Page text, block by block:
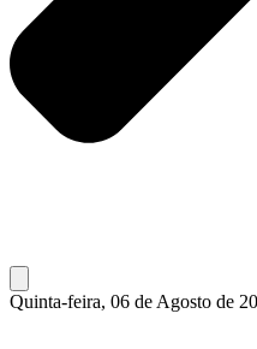
Quinta-feira, 06 de Agosto de